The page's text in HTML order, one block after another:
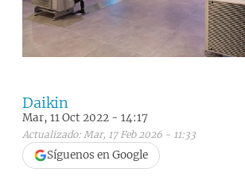
Daikin
Mar, 11 Oct 2022 - 14:17
Actualizado: Mar, 17 Feb 2026 - 11:33
Síguenos en Google